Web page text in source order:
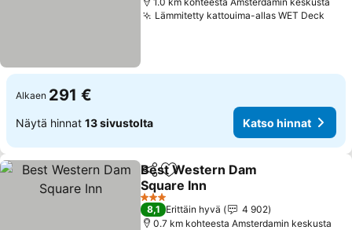
Lämmitetty kattouima-allas WET Deck
Alkaen 291 €
Näytä hinnat 13 sivustolta Katso hinnat
Jaa Lisää suosikkeihin
Best Western Dam
Square Inn
Katso hinnat
3 Tähtiluokitus
8,1 Erittäin hyvä
4 902
0.7 km kohteesta Amsterdamin keskusta